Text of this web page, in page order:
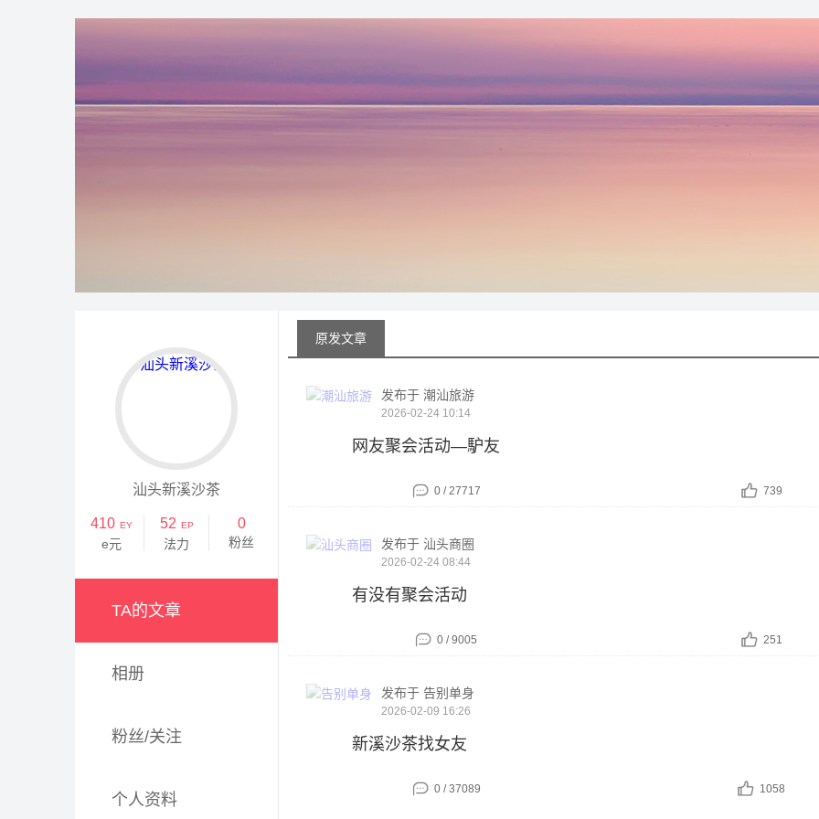
汕头新溪沙茶
410 EY
e元
52 EP
法力
0
粉丝
TA的文章
相册
粉丝/关注
个人资料
原发文章
发布于 潮汕旅游
2026-02-24 10:14
网友聚会活动—馿友
0 / 27717 739
发布于 汕头商圈
2026-02-24 08:44
有没有聚会活动
0 / 9005 251
发布于 告别单身
2026-02-09 16:26
新溪沙茶找女友
0 / 37089 1058